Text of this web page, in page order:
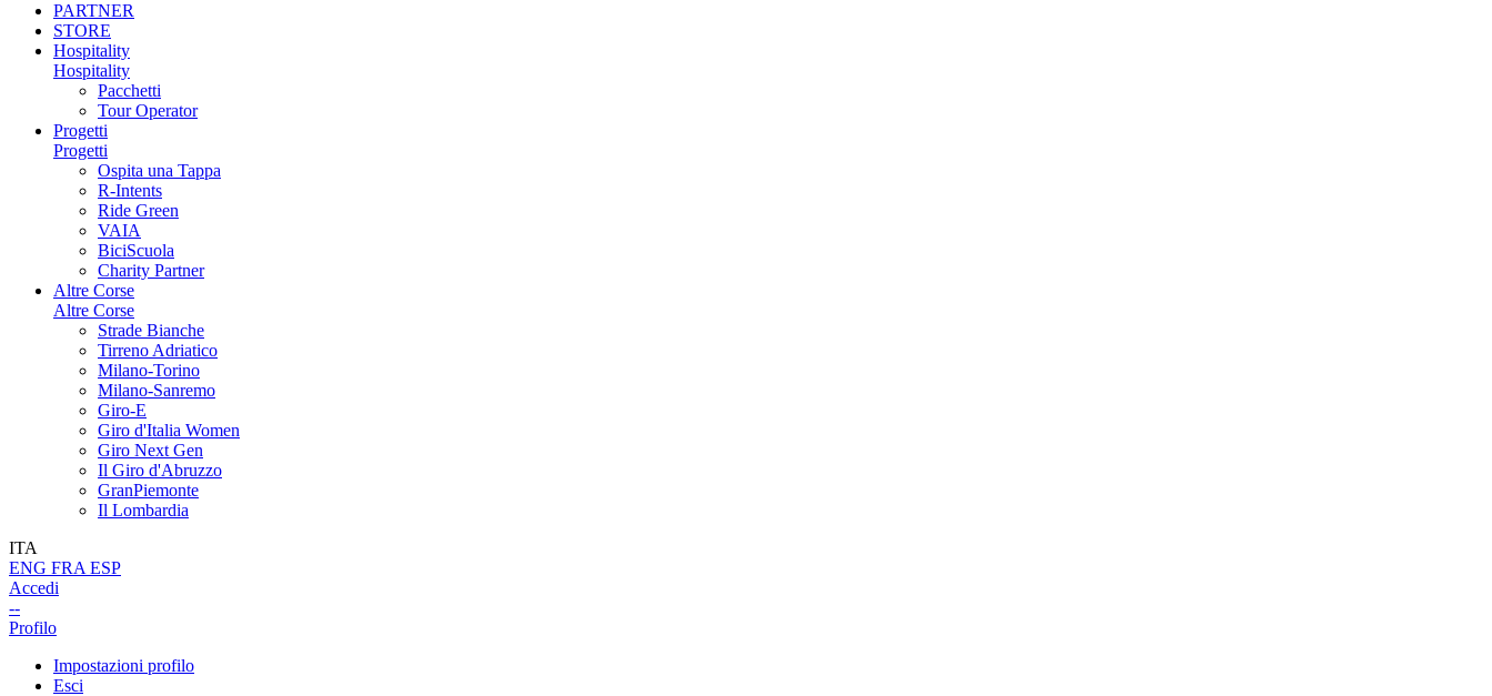
PARTNER
STORE
Hospitality
Hospitality
Pacchetti
Tour Operator
Progetti
Progetti
Ospita una Tappa
R-Intents
Ride Green
VAIA
BiciScuola
Charity Partner
Altre Corse
Altre Corse
Strade Bianche
Tirreno Adriatico
Milano-Torino
Milano-Sanremo
Giro-E
Giro d'Italia Women
Giro Next Gen
Il Giro d'Abruzzo
GranPiemonte
Il Lombardia
ITA
ENG FRA ESP
Accedi
--
Profilo
Impostazioni profilo
Esci